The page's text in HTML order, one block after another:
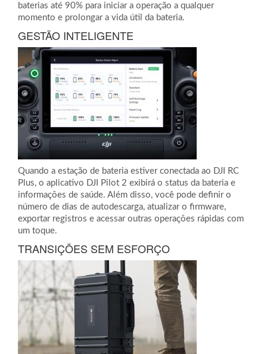
baterias até 90% para iniciar a operação a qualquer
momento e prolongar a vida útil da bateria.
GESTÃO INTELIGENTE
Quando a estação de bateria estiver conectada ao DJI RC
Plus, o aplicativo DJI Pilot 2 exibirá o status da bateria e
informações de saúde. Além disso, você pode definir o
número de dias de autodescarga, atualizar o firmware,
exportar registros e acessar outras operações rápidas com
um toque.
TRANSIÇÕES SEM ESFORÇO